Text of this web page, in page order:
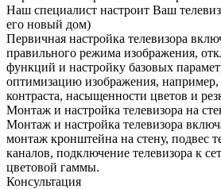
Наш специалист настроит Ваш
его новый дом)
Первичная настройка телевизора
правильного режима изображения,
функций и настройку базовых
оптимизацию изображения, например,
контраста, насыщенности цветов и
Монтаж и настройка телевизора на
Монтаж и настройка телевизора
монтаж кронштейна на стену, подвес
каналов, подключение телевизора к
цветовой гаммы.
Консультация